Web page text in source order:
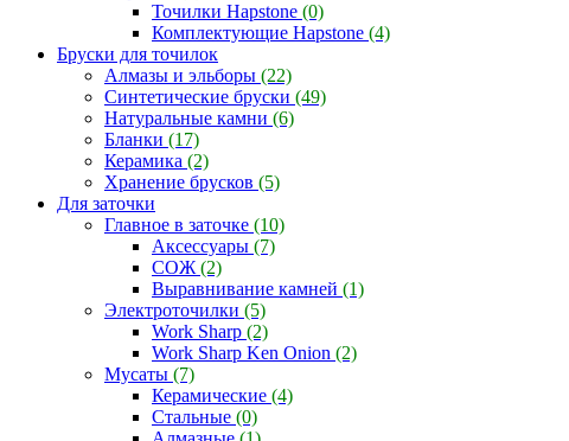
Точилки Hapstone (0)
Комплектующие Hapstone (4)
Бруски для точилок
Алмазы и эльборы (22)
Синтетические бруски (49)
Натуральные камни (6)
Бланки (17)
Керамика (2)
Хранение брусков (5)
Для заточки
Главное в заточке (10)
Аксессуары (7)
СОЖ (2)
Выравнивание камней (1)
Электроточилки (5)
Work Sharp (2)
Work Sharp Ken Onion (2)
Мусаты (7)
Керамические (4)
Стальные (0)